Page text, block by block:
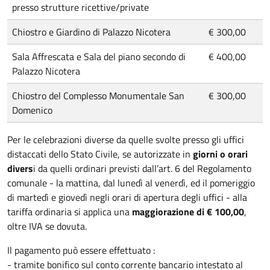
presso strutture ricettive/private
Chiostro e Giardino di Palazzo Nicotera
€ 300,00
Sala Affrescata e Sala del piano secondo di
Palazzo Nicotera
€ 400,00
Chiostro del Complesso Monumentale San
Domenico
€ 300,00
Per le celebrazioni diverse da quelle svolte presso gli uffici
distaccati dello Stato Civile, se autorizzate in giorni o orari
diversi da quelli ordinari previsti dall’art. 6 del Regolamento
comunale - la mattina, dal lunedì al venerdì, ed il pomeriggio
di martedì e giovedì negli orari di apertura degli uffici - alla
tariffa ordinaria si applica una maggiorazione di € 100,00,
oltre IVA se dovuta.
Il pagamento può essere effettuato :
- tramite bonifico sul conto corrente bancario intestato al